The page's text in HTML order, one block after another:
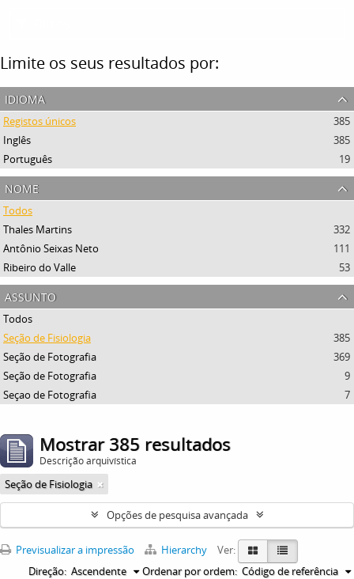
Limite os seus resultados por:
idioma
Registos únicos
385
Inglês
385
Português
19
nome
Todos
Thales Martins
332
Antônio Seixas Neto
111
Ribeiro do Valle
53
assunto
Todos
Seção de Fisiologia
385
Seção de Fotografia
369
Seção de Fotografia
9
Seçao de Fotografia
7
Mostrar 385 resultados
Descrição arquivística
Seção de Fisiologia
Opções de pesquisa avançada
Previsualizar a impressão Hierarchy
Ver:
Ordenar por ordem: Código de referência
Direção: Ascendente